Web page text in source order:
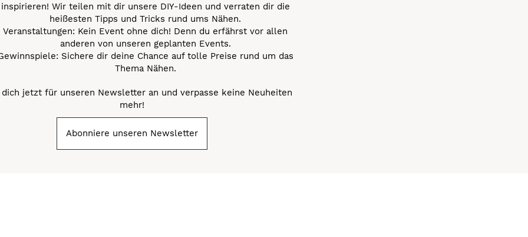
inspirieren! Wir teilen mit dir unsere DIY-Ideen und verraten dir die
heißesten Tipps und Tricks rund ums Nähen.
Veranstaltungen: Kein Event ohne dich! Denn du erfährst vor allen
anderen von unseren geplanten Events.
Sichere dir deine Chance auf tolle Preise rund um das
Thema Nähen.
dich jetzt für unseren Newsletter an und verpasse keine Neuheiten
mehr!
Abonniere unseren Newsletter